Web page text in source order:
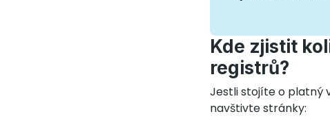
Kde zjistit
registrů?
Jestli stojíte o platný
navštivte stránky: